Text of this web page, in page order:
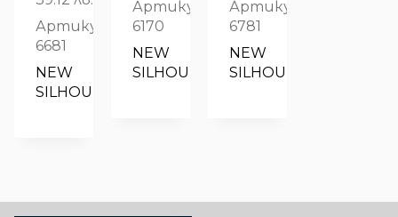
Артикул:
6681
NEW
SILHOUETTE
Артикул:
6170
NEW
SILHOUETTE
Артикул:
6781
NEW
SILHOUETTE